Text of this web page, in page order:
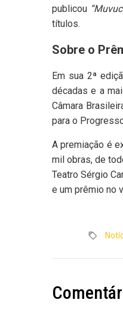
publicou
títulos.
Sobre o
Em sua 2ª
décadas e a
Câmara
para o
A premiação é
mil obras, de
Teatro Sérgio
e um prêmio no